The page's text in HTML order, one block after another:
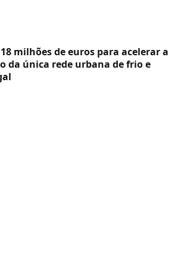
milhões de euros para acelerar a
da única rede urbana de frio e